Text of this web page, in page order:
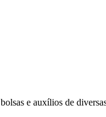
e auxílios de